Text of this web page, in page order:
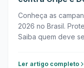
Conheça as
2026 no Brasil.
Saiba quem deve
Ler artigo completo